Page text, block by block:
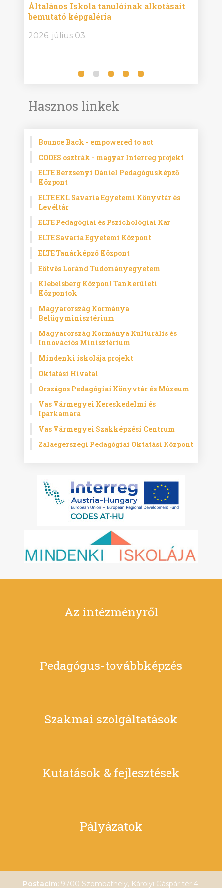
Általános Iskola tanulóinak alkotásait
bemutató képgaléria
2026. július 03.
Hasznos linkek
Bounce Back - empowered to act
CODES osztrák - magyar Interreg projekt
ELTE Berzsenyi Dániel Pedagógusképző
Központ
ELTE EKL Savaria Egyetemi Könyvtár és
Levéltár
ELTE Pedagógiai és Pszichológiai Kar
ELTE Savaria Egyetemi Központ
ELTE Tanárképző Központ
Eötvös Loránd Tudományegyetem
Klebelsberg Központ Tankerületi
Központok
Magyarország Kormánya
Belügyminisztérium
Magyarország Kormánya Kulturális és
Innovációs Minisztérium
Mindenki iskolája projekt
Oktatási Hivatal
Országos Pedagógiai Könyvtár és Múzeum
Vas Vármegyei Kereskedelmi és
Iparkamara
Vas Vármegyei Szakképzési Centrum
Zalaegerszegi Pedagógiai Oktatási Központ
Az intézményről
Pedagógus-továbbképzés
Szakmai szolgáltatások
Kutatások & fejlesztések
Pályázatok
Postacím: 9700 Szombathely, Károlyi Gáspár tér 4.